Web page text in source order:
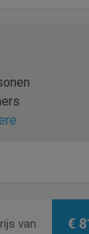
van
€